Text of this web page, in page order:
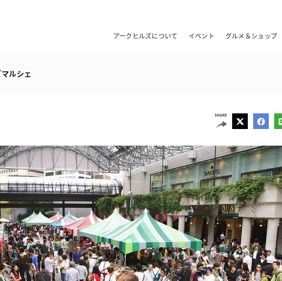
アークヒルズについて イベント グルメ＆ショップ
ルシェ